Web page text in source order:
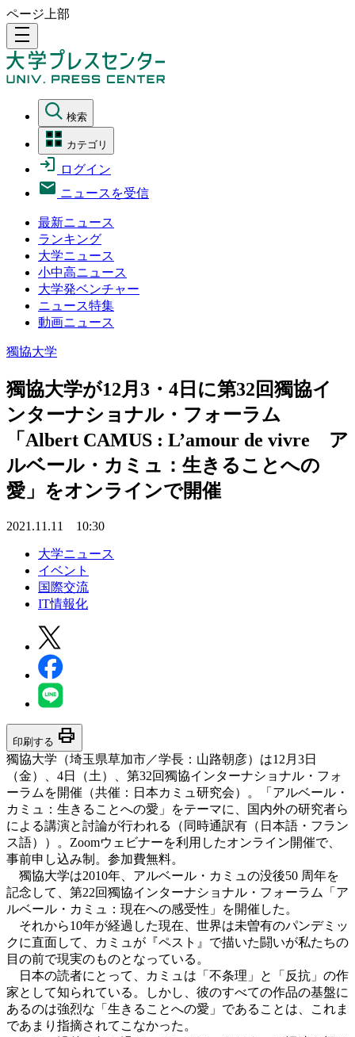
ページ上部
density_medium
検索
カテゴリ
ログイン
ニュースを受信
最新ニュース
ランキング
大学ニュース
小中高ニュース
大学発ベンチャー
ニュース特集
動画ニュース
獨協大学
獨協大学が12月3・4日に第32回獨協イ
ンターナショナル・フォーラム
「Albert CAMUS : L’amour de vivre ア
ルベール・カミュ：生きることへの
愛」をオンラインで開催
2021.11.11 10:30
大学ニュース
イベント
国際交流
IT情報化
印刷する print
獨協大学（埼玉県草加市／学長：山路朝彦）は12月3日
（金）、4日（土）、第32回獨協インターナショナル・フォ
ーラムを開催（共催：日本カミュ研究会）。「アルベール・
カミュ：生きることへの愛」をテーマに、国内外の研究者ら
による講演と討論が行われる（同時通訳有（日本語・フラン
ス語））。Zoomウェビナーを利用したオンライン開催で、
事前申し込み制。参加費無料。
獨協大学は2010年、アルベール・カミュの没後50 周年を
記念して、第22回獨協インターナショナル・フォーラム「ア
ルベール・カミュ：現在への感受性」を開催した。
それから10年が経過した現在、世界は未曽有のパンデミッ
クに直面して、カミュが『ペスト』で描いた闘いが私たちの
目の前で現実のものとなっている。
日本の読者にとって、カミュは「不条理」と「反抗」の作
家として知られている。しかし、彼のすべての作品の基盤に
あるのは強烈な「生きることへの愛」であることは、これま
であまり指摘されてこなかった。